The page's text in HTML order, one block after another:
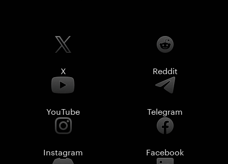
X Reddit
YouTube Telegram
Instagram Facebook